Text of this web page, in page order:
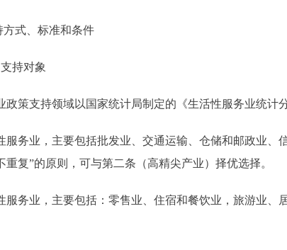
式、标准和条件
持对象
支持领域以国家统计局制定的《生活性服务业统计
业，主要包括批发业、交通运输、仓储和邮政业、
重复”的原则，可与第二条（高精尖产业）择优选择。
业，主要包括：零售业、住宿和餐饮业，旅游业、